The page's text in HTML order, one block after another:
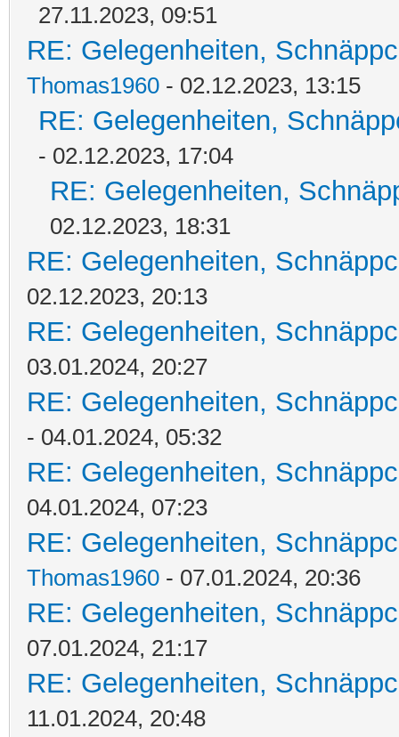
27.11.2023, 09:51
RE: Gelegenheiten,
Thomas1960 - 02.12.2023, 13:15
RE: Gelegenheiten,
- 02.12.2023, 17:04
RE: Gelegenheiten,
02.12.2023, 18:31
RE: Gelegenheiten,
02.12.2023, 20:13
RE: Gelegenheiten,
03.01.2024, 20:27
RE: Gelegenheiten,
- 04.01.2024, 05:32
RE: Gelegenheiten,
04.01.2024, 07:23
RE: Gelegenheiten,
Thomas1960 - 07.01.2024, 20:36
RE: Gelegenheiten,
07.01.2024, 21:17
RE: Gelegenheiten,
11.01.2024, 20:48